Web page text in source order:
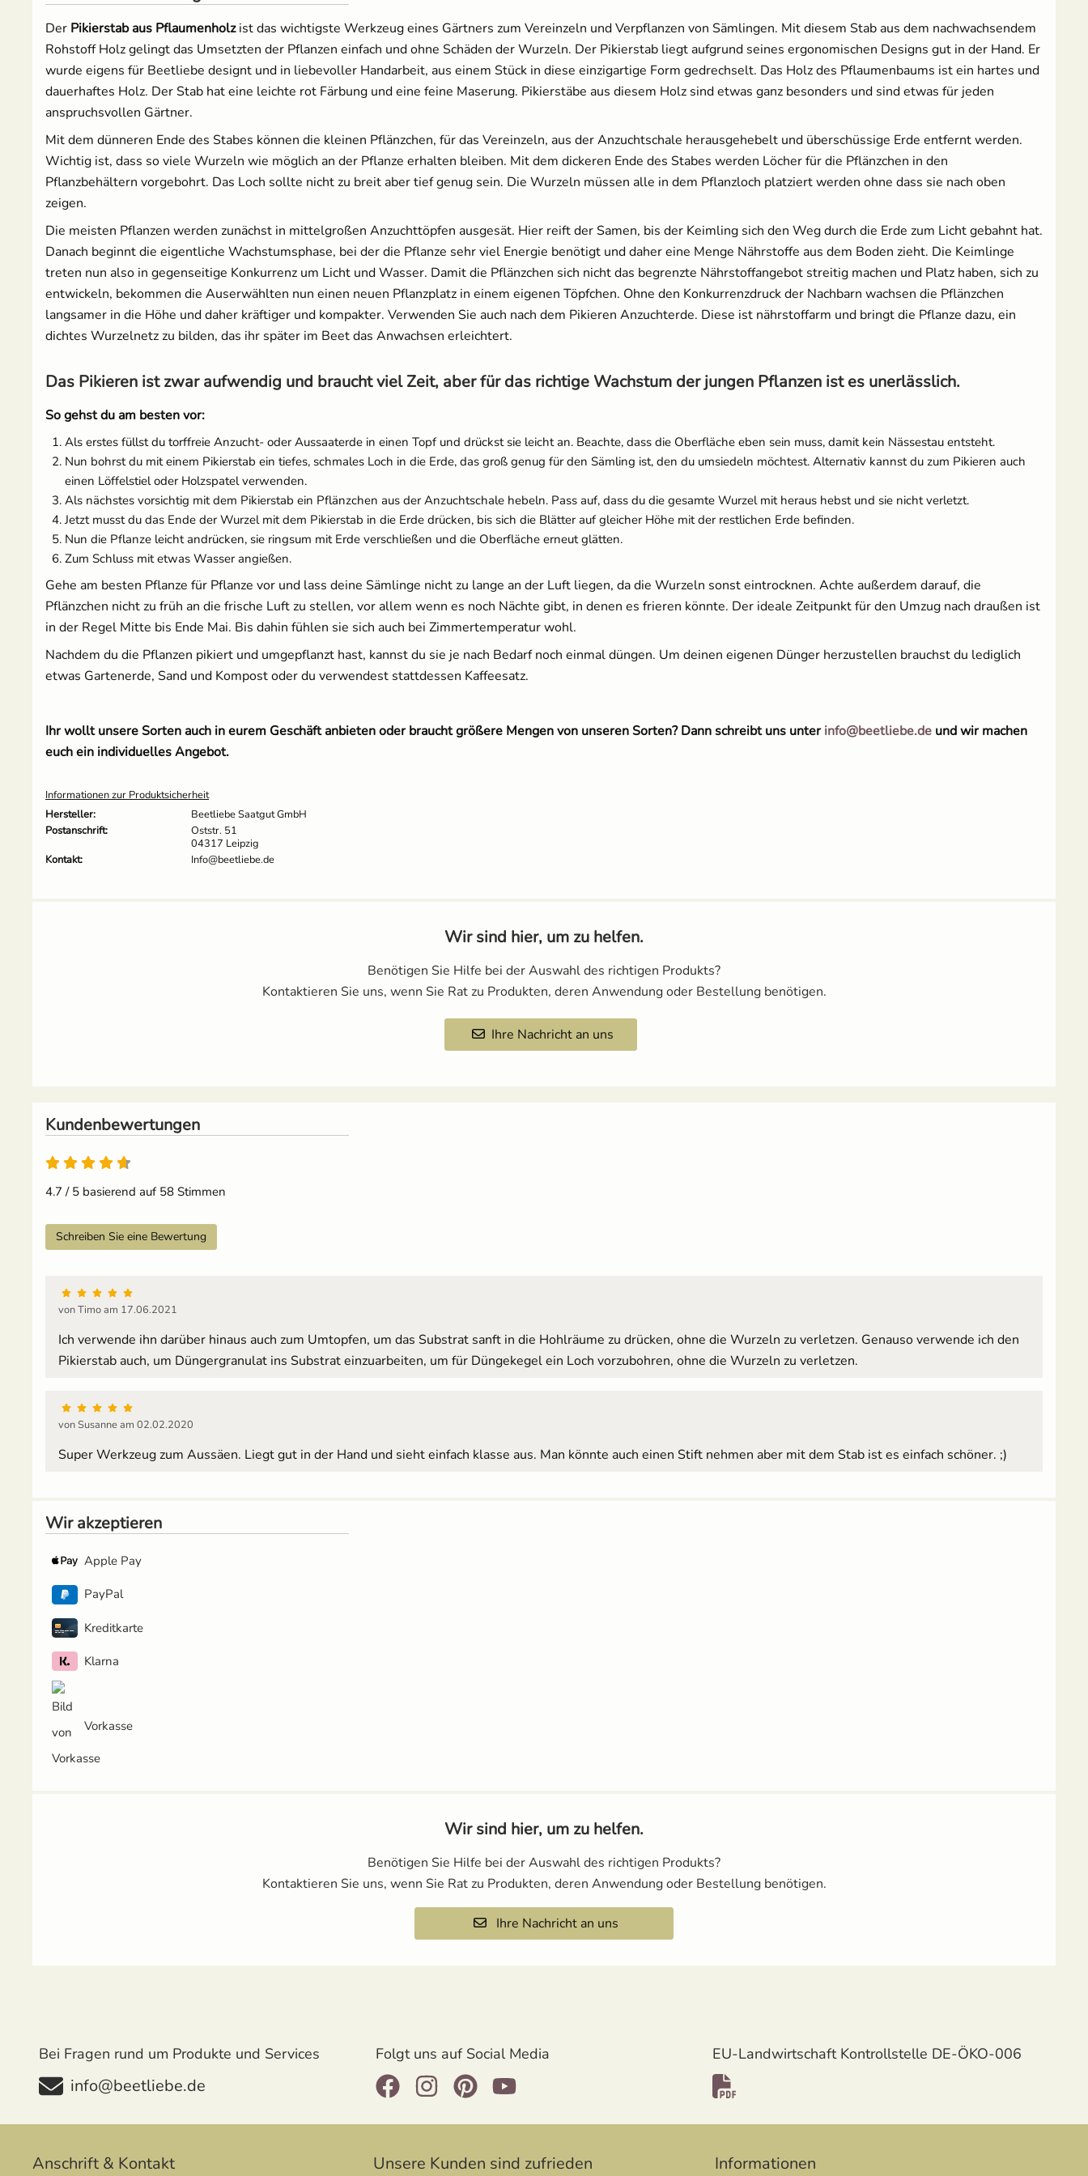
Der Pikierstab aus Pflaumenholzist das wichtigste Werkzeug eines Gärtners zum Vereinzeln und Verpflanzen von Sämlingen. Mit diesem Stab aus dem nachwachsendem
Rohstoff Holz gelingt das Umsetzten der Pflanzen einfach und ohne Schäden der Wurzeln. Der Pikierstab liegt aufgrund seines ergonomischen Designs gut in der Hand. Er
wurde eigens für Beetliebe designt und in liebevoller Handarbeit, aus einem Stück in diese einzigartige Form gedrechselt. Das Holz des Pflaumenbaums ist ein hartes und
dauerhaftes Holz. Der Stab hat eine leichte rot Färbung und eine feine Maserung. Pikierstäbe aus diesem Holz sind etwas ganz besonders und sind etwas für jeden
anspruchsvollen Gärtner.
Mit dem dünneren Ende des Stabes können die kleinen Pflänzchen, für das Vereinzeln, aus der Anzuchtschale herausgehebelt und überschüssige Erde entfernt werden.
Wichtig ist, dass so viele Wurzeln wie möglich an der Pflanze erhalten bleiben. Mit dem dickeren Ende des Stabes werden Löcher für die Pflänzchen in den
Pflanzbehältern vorgebohrt. Das Loch sollte nicht zu breit aber tief genug sein. Die Wurzeln müssen alle in dem Pflanzloch platziert werden ohne dass sie nach oben
zeigen.
Die meisten Pflanzen werden zunächst in mittelgroßen Anzuchttöpfen ausgesät. Hier reift der Samen, bis der Keimling sich den Weg durch die Erde zum Licht gebahnt hat.
Danach beginnt die eigentliche Wachstumsphase, bei der die Pflanze sehr viel Energie benötigt und daher eine Menge Nährstoffe aus dem Boden zieht. Die Keimlinge
treten nun also in gegenseitige Konkurrenz um Licht und Wasser. Damit die Pflänzchen sich nicht das begrenzte Nährstoffangebot streitig machen und Platz haben, sich zu
entwickeln, bekommen die Auserwählten nun einen neuen Pflanzplatz in einem eigenen Töpfchen. Ohne den Konkurrenzdruck der Nachbarn wachsen die Pflänzchen
langsamer in die Höhe und daher kräftiger und kompakter. Verwenden Sie auch nach dem Pikieren Anzuchterde. Diese ist nährstoffarm und bringt die Pflanze dazu, ein
dichtes Wurzelnetz zu bilden, das ihr später im Beet das Anwachsen erleichtert.
Das Pikieren ist zwar aufwendig und braucht viel Zeit, aber für das richtige Wachstum der jungen Pflanzen ist es unerlässlich.
So gehst du am besten vor:
Als erstes füllst du torffreie Anzucht- oder Aussaaterde in einen Topf und drückst sie leicht an. Beachte, dass die Oberfläche eben sein muss, damit kein Nässestau entsteht.
Nun bohrst du mit einem Pikierstab ein tiefes, schmales Loch in die Erde, das groß genug für den Sämling ist, den du umsiedeln möchtest. Alternativ kannst du zum Pikieren auch
einen Löffelstiel oder Holzspatel verwenden.
Als nächstes vorsichtig mit dem Pikierstab ein Pflänzchen aus der Anzuchtschale hebeln. Pass auf, dass du die gesamte Wurzel mit heraus hebst und sie nicht verletzt.
Jetzt musst du das Ende der Wurzel mit dem Pikierstab in die Erde drücken, bis sich die Blätter auf gleicher Höhe mit der restlichen Erde befinden.
Nun die Pflanze leicht andrücken, sie ringsum mit Erde verschließen und die Oberfläche erneut glätten.
Zum Schluss mit etwas Wasser angießen.
Gehe am besten Pflanze für Pflanze vor und lass deine Sämlinge nicht zu lange an der Luft liegen, da die Wurzeln sonst eintrocknen. Achte außerdem darauf, die
Pflänzchen nicht zu früh an die frische Luft zu stellen, vor allem wenn es noch Nächte gibt, in denen es frieren könnte. Der ideale Zeitpunkt für den Umzug nach draußen ist
in der Regel Mitte bis Ende Mai. Bis dahin fühlen sie sich auch bei Zimmertemperatur wohl.
Nachdem du die Pflanzen pikiert und umgepflanzt hast, kannst du sie je nach Bedarf noch einmal düngen. Um deinen eigenen Dünger herzustellen brauchst du lediglich
etwas Gartenerde, Sand und Kompost oder du verwendest stattdessen Kaffeesatz.
Ihr wollt unsere Sorten auch in eurem Geschäft anbieten oder braucht größere Mengen von unseren Sorten? Dann schreibt uns unterinfo@beetliebe.de und wir machen
euch ein individuelles Angebot.
Informationen zur Produktsicherheit
Hersteller:
Beetliebe Saatgut GmbH
Postanschrift:
Oststr. 51
04317 Leipzig
Kontakt:
Info@beetliebe.de
Wir sind hier, um zu helfen.
Benötigen Sie Hilfe bei der Auswahl des richtigen Produkts?
Kontaktieren Sie uns, wenn Sie Rat zu Produkten, deren Anwendung oder Bestellung benötigen.
Ihre Nachricht an uns
Kundenbewertungen
4.7 / 5 basierend auf 58 Stimmen
Schreiben Sie eine Bewertung
von Timo am 17.06.2021
Ich verwende ihn darüber hinaus auch zum Umtopfen, um das Substrat sanft in die Hohlräume zu drücken, ohne die Wurzeln zu verletzen. Genauso verwende ich den
Pikierstab auch, um Düngergranulat ins Substrat einzuarbeiten, um für Düngekegel ein Loch vorzubohren, ohne die Wurzeln zu verletzen.
von Susanne am 02.02.2020
Super Werkzeug zum Aussäen. Liegt gut in der Hand und sieht einfach klasse aus. Man könnte auch einen Stift nehmen aber mit dem Stab ist es einfach schöner. ;)
Wir akzeptieren
Apple Pay
PayPal
Kreditkarte
Klarna
Vorkasse
Wir sind hier, um zu helfen.
Benötigen Sie Hilfe bei der Auswahl des richtigen Produkts?
Kontaktieren Sie uns, wenn Sie Rat zu Produkten, deren Anwendung oder Bestellung benötigen.
Ihre Nachricht an uns
Bei Fragen rund um Produkte und Services
info@beetliebe.de
Folgt uns auf Social Media EU-Landwirtschaft Kontrollstelle DE-ÖKO-006
Anschrift & Kontakt Unsere Kunden sind zufrieden Informationen
Mangold
Melone
Möhren
Paprika
Pastinake
Porree/ Lauch
Radieschen
Rosenkohl
Zucchini
Zuckermais
Zuckerschoten
Russische Tomaten
Schwarze Tomaten
Tomaten für Tomatenhaus
Tomatensamen Set